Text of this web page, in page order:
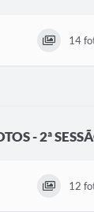
14
- 2ª
12